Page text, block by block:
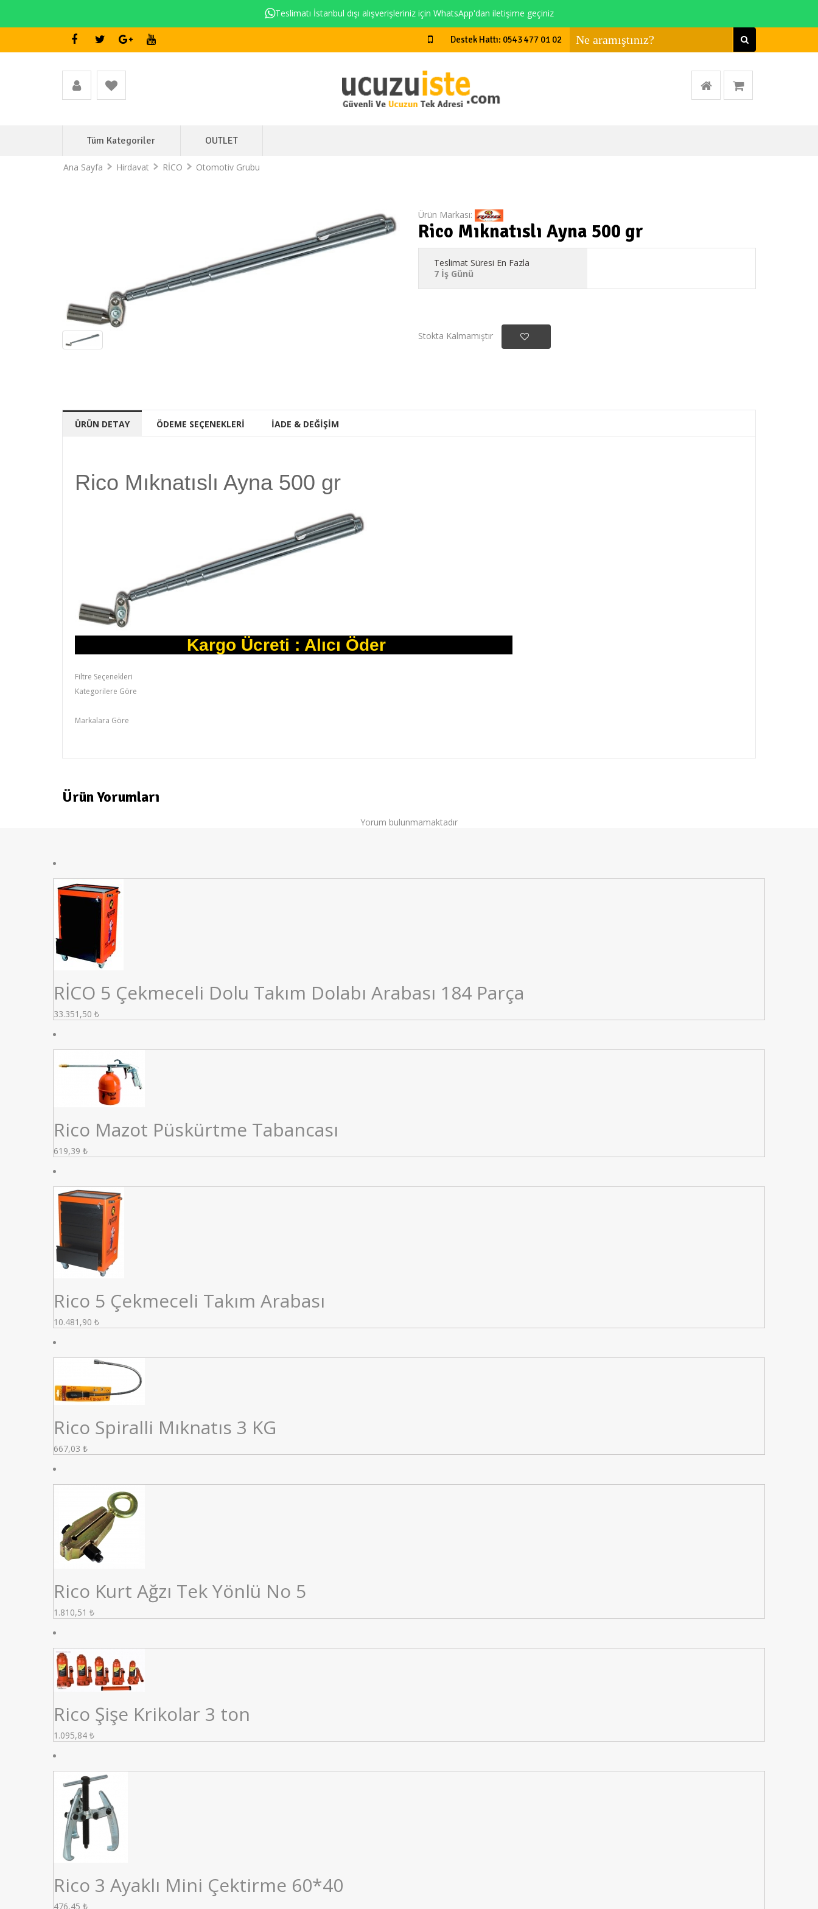
Teslimatı İstanbul dışı alışverişleriniz için WhatsApp'dan iletişime geçiniz
Destek Hattı: 0543 477 01 02
Tüm Kategoriler OUTLET
Ana Sayfa Hirdavat RİCO Otomotiv Grubu
Ürün Markası:
Rico Mıknatıslı Ayna 500 gr
Teslimat Süresi En Fazla
7 İş Günü
Stokta Kalmamıştır
ÜRÜN DETAY ÖDEME SEÇENEKLERİ İADE & DEĞİŞİM
Rico Mıknatıslı Ayna 500 gr
Kargo Ücreti : Alıcı Öder
Filtre Seçenekleri
Kategorilere Göre
Markalara Göre
Ürün Yorumları
Yorum bulunmamaktadır
RİCO 5 Çekmeceli Dolu Takım Dolabı Arabası 184 Parça
33.351,50 ₺
Rico Mazot Püskürtme Tabancası
619,39 ₺
Rico 5 Çekmeceli Takım Arabası
10.481,90 ₺
Rico Spiralli Mıknatıs 3 KG
667,03 ₺
Rico Kurt Ağzı Tek Yönlü No 5
1.810,51 ₺
Rico Şişe Krikolar 3 ton
1.095,84 ₺
Rico 3 Ayaklı Mini Çektirme 60*40
476,45 ₺